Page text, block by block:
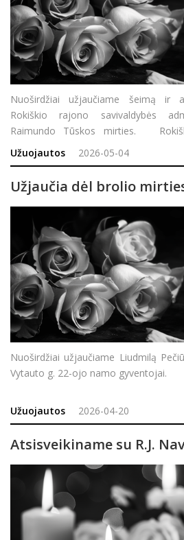
Nuoširdžiai užjaučiame šeimą ir
Rokiškio rajono savivaldybės
Raimundo Tūskos mirties.
vadovai ir administracija
Užuojautos 2026-05-04
Užjaučia dėl brolio
Nuoširdžiai užjaučiame Liudmilą
Vytauto g. 22-ojo namo gyventojai.
Užuojautos 2026-04-20
Atsisveikiname su R.J.